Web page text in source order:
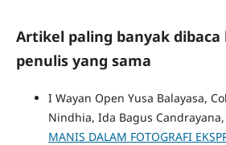
Artikel paling banyak dibaca
penulis yang sama
I Wayan Open Yusa Balayasa,
Nindhia, Ida Bagus Candrayana,
MANIS DALAM FOTOGRAFI